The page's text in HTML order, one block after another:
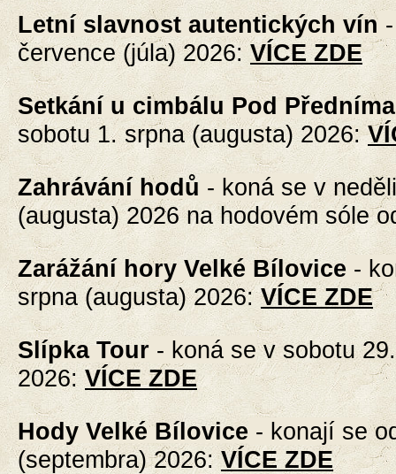
Letní slavnost autentických vín
července (júla)2026:VÍCE ZDE
Setkání u cimbálu Pod Předníma
sobotu 1. srpna (augusta) 2026:
Zahrávání hodů - koná se v
(augusta) 2026 na hodovém sóle
Zarážání hory Velké Bílovice -
srpna (augusta) 2026:VÍCE ZDE
Slípka Tour - koná sev sobotu
2026:VÍCE ZDE
Hody Velké Bílovice - konají se
(septembra) 2026:VÍCE ZDE